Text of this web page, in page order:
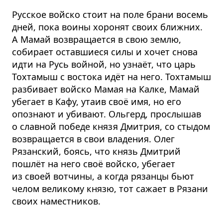
Русское войско стоит на поле брани восемь
дней, пока воины хоронят своих ближних.
А Мамай возвращается в свою землю,
собирает оставшиеся силы и хочет снова
идти на Русь войной, но узнаёт, что царь
Тохтамыш с востока идёт на него. Тохтамыш
разбивает войско Мамая на Калке, Мамай
убегает в Кафу, утаив своё имя, но его
опознают и убивают. Ольгерд, прослышав
о славной победе князя Дмитрия, со стыдом
возвращается в свои владения. Олег
Рязанский, боясь, что князь Дмитрий
пошлёт на него своё войско, убегает
из своей вотчины, а когда рязанцы бьют
челом великому князю, тот сажает в Рязани
своих наместников.